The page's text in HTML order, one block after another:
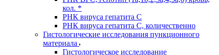
кол. *
РНК вируса гепатита C
РНК вируса гепатита C, количественно
Гистологические исследования пункционного
материала
Гистологическое исследование